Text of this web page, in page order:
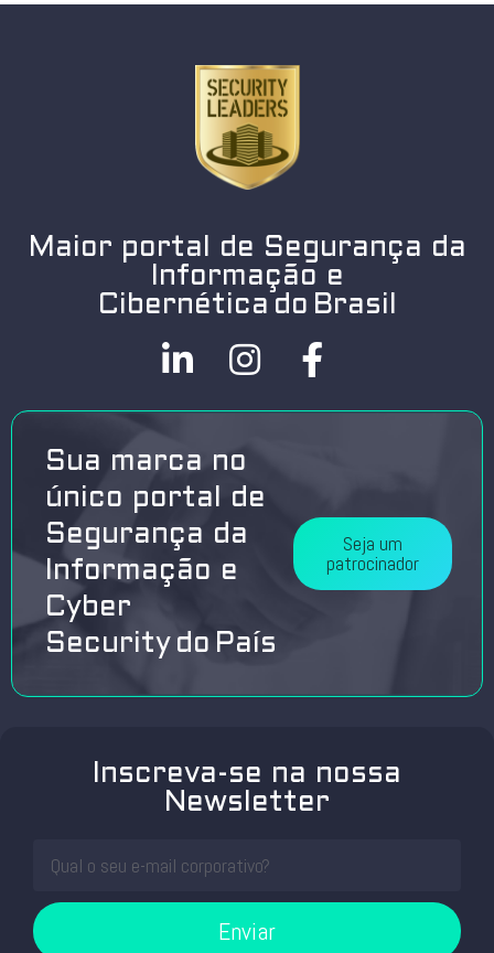
Maior portal de Segurança da
Informação e
Cibernética do Brasil
Sua marca no
único portal de
Segurança da
Informação e
Cyber
Security do País
Seja um
patrocinador
Inscreva-se na nossa
Newsletter
Enviar